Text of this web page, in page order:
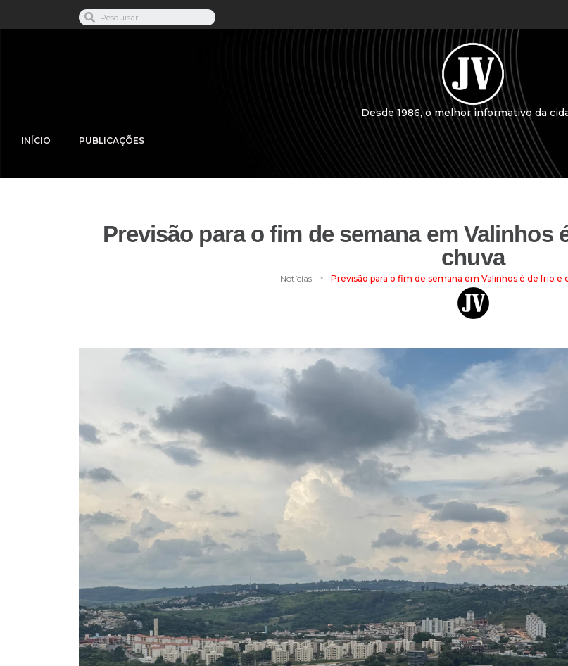
Desde 1986, o melhor informativo da
INÍCIO PUBLICAÇÕES
Previsão para o fim de semana em Valinhos
chuva
Notícias > Previsão para o fim de semana em Valinhos é de frio e